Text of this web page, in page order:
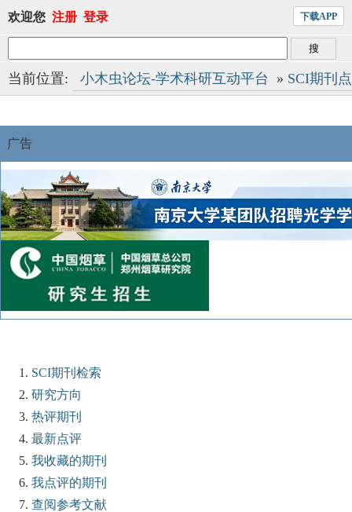
欢迎您 注册 登录 下载APP
当前位置: 小木虫论坛-学术科研互动平台 » SCI期刊
广告
SCI期刊检索
研究方向
热评期刊
最新点评
我收藏的期刊
我点评的期刊
查阅参考文献